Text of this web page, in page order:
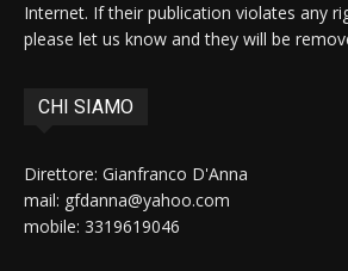
Internet. If their publication violates any
please let us know and they will be
CHI SIAMO
Direttore: Gianfranco D'Anna
mail: gfdanna@yahoo.com
mobile: 3319619046